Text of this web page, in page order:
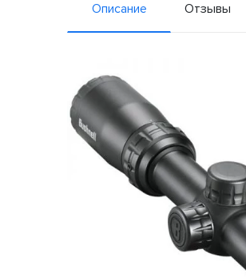
Описание Отзывы